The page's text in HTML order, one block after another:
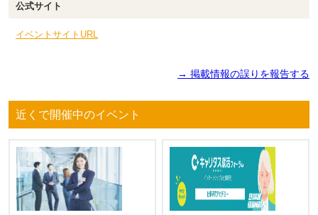
公式サイト
イベントサイトURL
→ 掲載情報の誤りを報告する
近くで開催中のイベント